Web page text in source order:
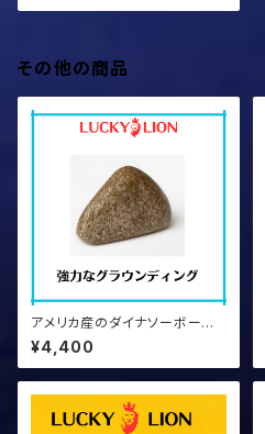
その他の商品
アメリカ産のダイナソーボーン
②証明書つき
¥4,400